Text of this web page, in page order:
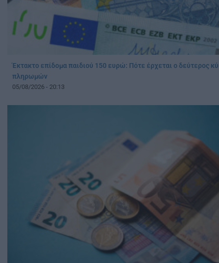
Έκτακτο επίδομα παιδιού 150 ευρώ: Πότε έρχεται ο δεύτερος
πληρωμών
05/08/2026 - 20:13